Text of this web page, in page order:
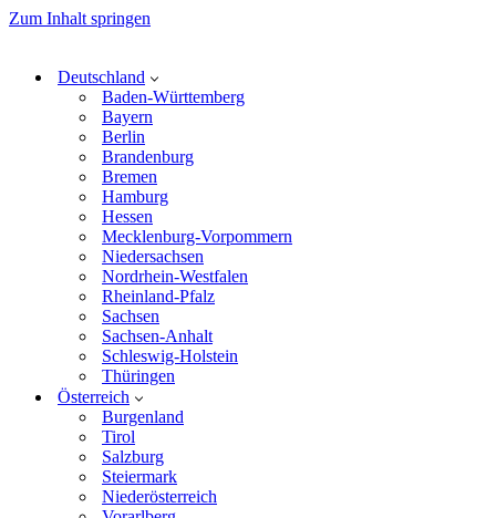
Zum Inhalt springen
Deutschland
Baden-Württemberg
Bayern
Berlin
Brandenburg
Bremen
Hamburg
Hessen
Mecklenburg-Vorpommern
Niedersachsen
Nordrhein-Westfalen
Rheinland-Pfalz
Sachsen
Sachsen-Anhalt
Schleswig-Holstein
Thüringen
Österreich
Burgenland
Tirol
Salzburg
Steiermark
Niederösterreich